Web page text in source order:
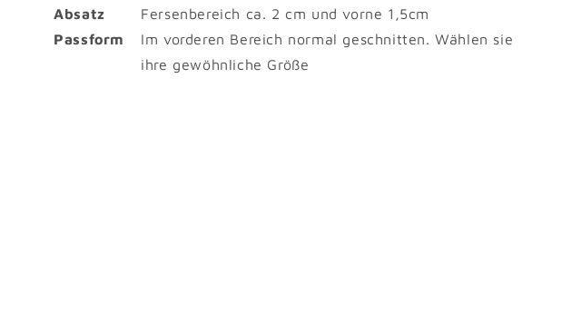
Absatz
Fersenbereich ca. 2 cm und vorne 1,5cm
Passform
Im vorderen Bereich normal geschnitten. Wählen sie
ihre gewöhnliche Größe